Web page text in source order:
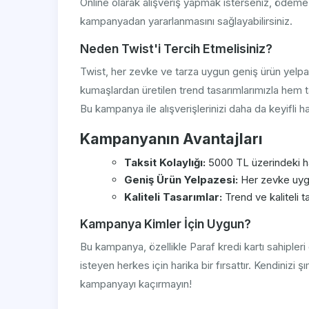
Online olarak alışveriş yapmak isterseniz,
kampanyadan yararlanmasını sağlayabilirsiniz.
Neden Twist'i Tercih Etmelisiniz?
Twist, her zevke ve tarza uygun geniş ürün
kumaşlardan üretilen trend tasarımlarımızla
Bu kampanya ile alışverişlerinizi daha da keyifli
Kampanyanın Avantajları
Taksit Kolaylığı: 5000 TL üzerindeki
Geniş Ürün Yelpazesi: Her zevke
Kaliteli Tasarımlar: Trend ve kaliteli
Kampanya Kimler İçin Uygun?
Bu kampanya, özellikle Paraf kredi kartı
isteyen herkes için harika bir fırsattır. Kendinizi
kampanyayı kaçırmayın!